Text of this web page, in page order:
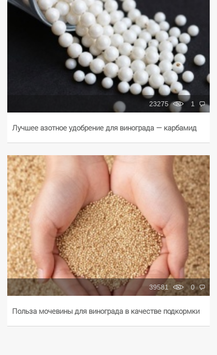
1
23275
Лучшее азотное удобрение для винограда — карбамид
0
39581
Польза мочевины для винограда в качестве подкормки